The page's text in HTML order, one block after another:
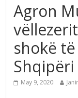
Agron
shokë
Shqipëri
May 9, 2020